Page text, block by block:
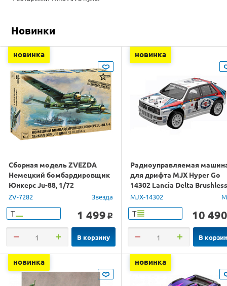
Новинки
новинка
Сборная модель ZVEZDA
Немецкий бомбардировщик
Юнкерс Ju-88, 1/72
ZV-7282 Звезда
Т 1 499 o
В корзину
новинка
Радиоуправляемая
для дрифта MJX Hyper Go
14302 Lancia Delta Brushless
4WD 2.4G LED 1/14 RTR
MJX-14302
Т 10 490
В
новинка новинка